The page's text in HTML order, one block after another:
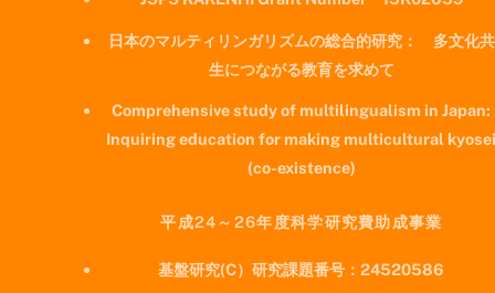
日本のマルティリンガリズムの総合的研究： 多文化共
生につながる教育を求めて
Comprehensive study of multilingualism in Japan:
Inquiring education for making multicultural kyosei
(co-existence)
平成24～26年度科学研究費助成事業
基盤研究(C）研究課題番号：24520586